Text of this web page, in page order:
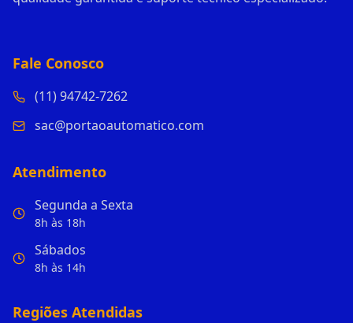
Fale Conosco
(11) 94742-7262
sac@portaoautomatico.com
Atendimento
Segunda a Sexta
8h às 18h
Sábados
8h às 14h
Regiões Atendidas